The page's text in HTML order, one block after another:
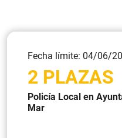
Fecha límite: 04/06/
2 PLAZAS
Policía Local en
Mar